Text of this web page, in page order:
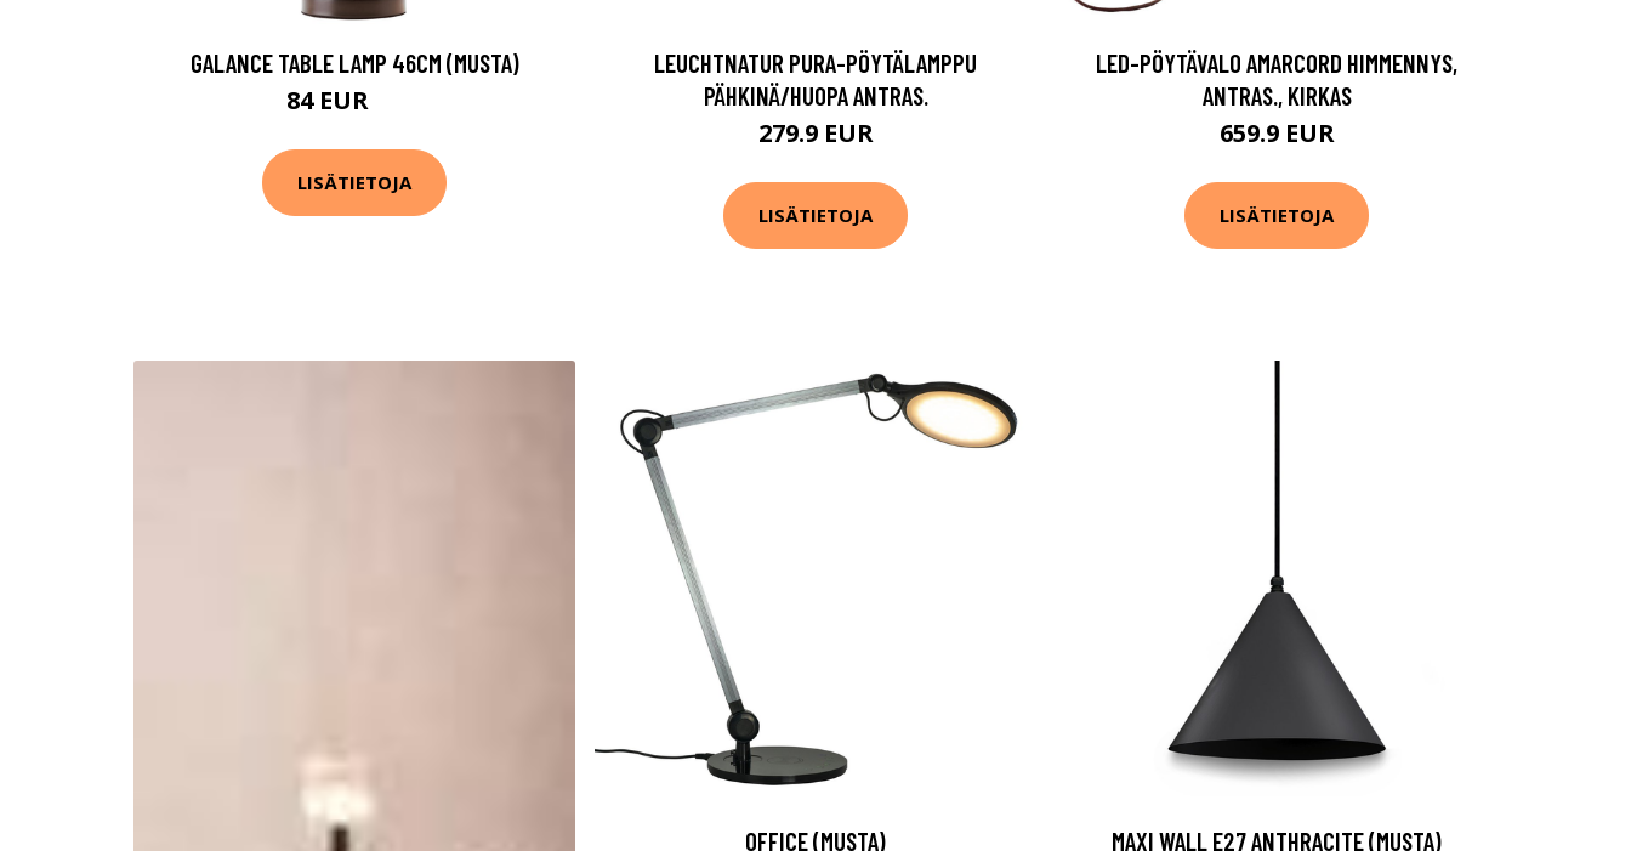
GALANCE TABLE LAMP 46CM (MUSTA)
84 EUR
LISÄTIETOJA
LEUCHTNATUR PURA-PÖYTÄLAMPPU
PÄHKINÄ/HUOPA ANTRAS.
279.9 EUR
LISÄTIETOJA
LED-PÖYTÄVALO AMARCORD HIMMENNYS,
ANTRAS., KIRKAS
659.9 EUR
LISÄTIETOJA
OFFICE (MUSTA) MAXI WALL E27 ANTHRACITE (MUSTA)